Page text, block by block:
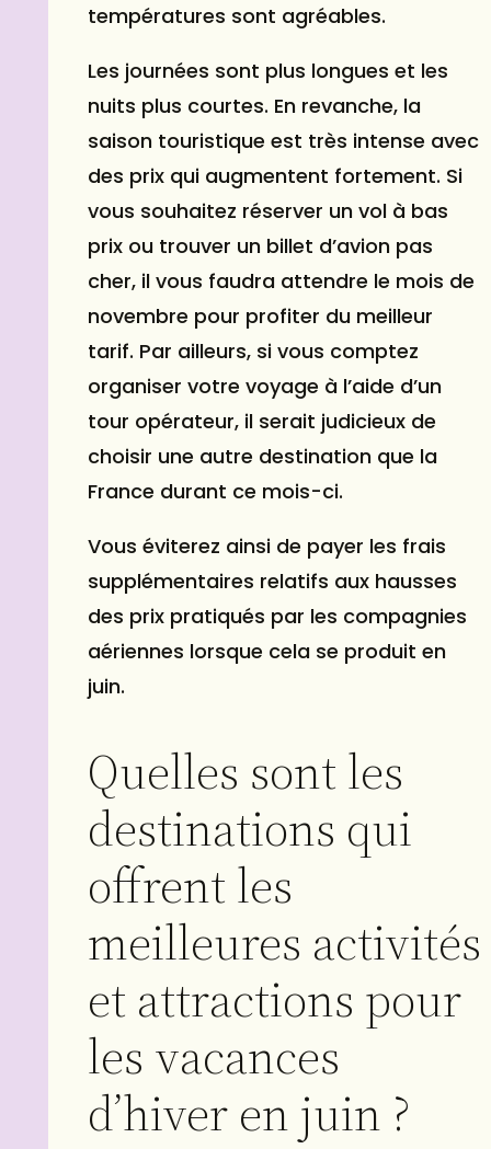
températures sont agréables.
Les journées sont plus longues et les
nuits plus courtes. En revanche, la
saison touristique est très intense avec
des prix qui augmentent fortement. Si
vous souhaitez réserver un vol à bas
prix ou trouver un billet d’avion pas
cher, il vous faudra attendre le mois de
novembre pour profiter du meilleur
tarif. Par ailleurs, si vous comptez
organiser votre voyage à l’aide d’un
tour opérateur, il serait judicieux de
choisir une autre destination que la
France durant ce mois-ci.
Vous éviterez ainsi de payer les frais
supplémentaires relatifs aux hausses
des prix pratiqués par les compagnies
aériennes lorsque cela se produit en
juin.
Quelles sont les
destinations qui
offrent les
meilleures activités
et attractions pour
les vacances
d’hiver en juin ?